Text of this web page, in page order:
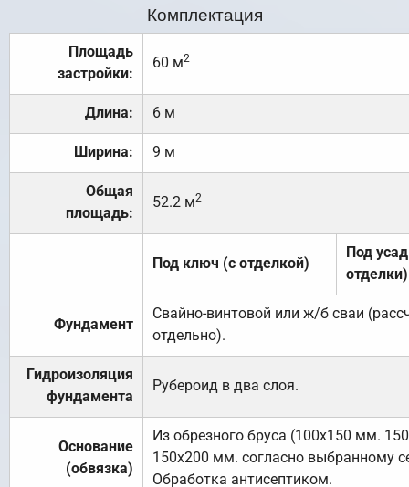
Комплектация
Площадь
застройки:
60 м2
Длина: 6 м
Ширина: 9 м
Общая
площадь:
52.2 м2
Под ключ (с отделкой)
Под
отделки)
Фундамент
Свайно-винтовой или ж/б сваи
отдельно).
Гидроизоляция
фундамента
Рубероид в два слоя.
Основание
(обвязка)
Из обрезного бруса (100х150 мм.
150х200 мм. согласно выбранному
Обработка антисептиком.